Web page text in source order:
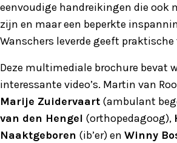
eenvoudige handreikingen die ook
zijn en maar een beperkte
Wanschers leverde geeft
Deze multimediale brochure bevat
interessante video’s. Martin van
Marije Zuidervaart (ambulant
van den Hengel (orthopedagoog),
Naaktgeboren (ib’er) en Winny